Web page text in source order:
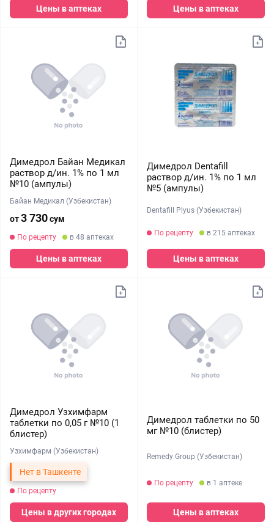
Цены в аптеках Цены в аптеках
Димедрол Байан Медикал
раствор д/ин. 1% по 1 мл
№10 (ампулы)
Байан Медикал (Узбекистан)
от3 730сум
По рецепту в 48 аптеках
Цены в аптеках
Димедрол Dentafill
раствор д/ин. 1% по 1 мл
№5 (ампулы)
Dentafill Plyus (Узбекистан)
По рецепту в 215 аптеках
Цены в аптеках
Димедрол Узхимфарм
таблетки по 0,05 г №10 (1
блистер)
Узхимфарм (Узбекистан)
Нет в Ташкенте
По рецепту
Цены в других городах
Димедрол таблетки по 50
мг №10 (блистер)
Remedy Group (Узбекистан)
По рецепту в 1 аптеке
Цены в аптеках